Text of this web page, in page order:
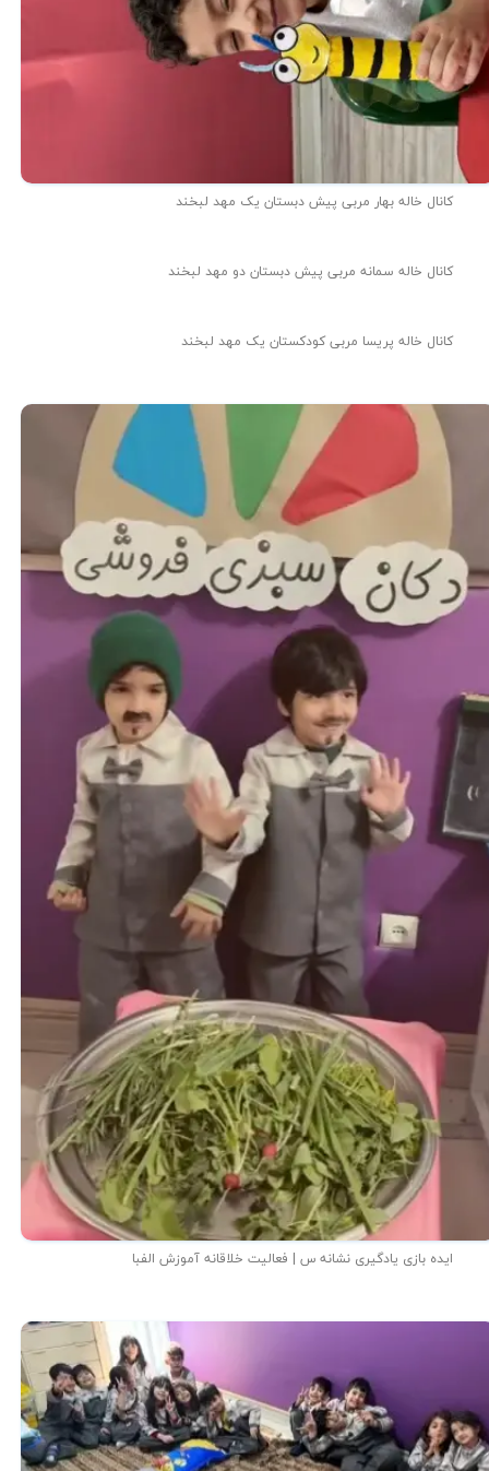
کانال خاله بهار مربی پیش دبستان یک مهد لبخند
کانال خاله سمانه مربی پیش دبستان دو مهد لبخند
کانال خاله پریسا مربی کودکستان یک مهد لبخند
ایده بازی یادگیری نشانه س | فعالیت خلاقانه آموزش الفبا